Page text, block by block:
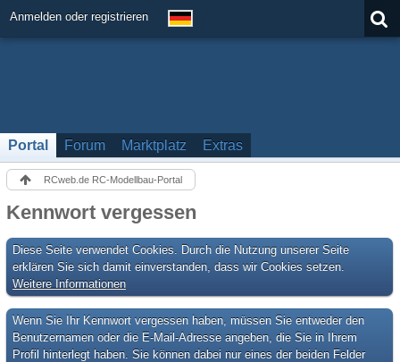
Anmelden oder registrieren
Portal Forum Marktplatz Extras
RCweb.de RC-Modellbau-Portal
Kennwort vergessen
Diese Seite verwendet Cookies. Durch die Nutzung unserer Seite
erklären Sie sich damit einverstanden, dass wir Cookies setzen.
Weitere Informationen
Wenn Sie Ihr Kennwort vergessen haben, müssen Sie entweder den
Benutzernamen oder die E-Mail-Adresse angeben, die Sie in Ihrem
Profil hinterlegt haben. Sie können dabei nur eines der beiden Felder